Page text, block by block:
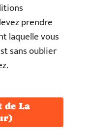
prendre
laquelle vous
sans oublier
de La